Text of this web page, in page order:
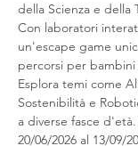
della Scienza e della
Con laboratori
un'escape game
percorsi per bambini
Esplora temi come
Sostenibilità e
a diverse fasce
20/06/2026 al 13/09/